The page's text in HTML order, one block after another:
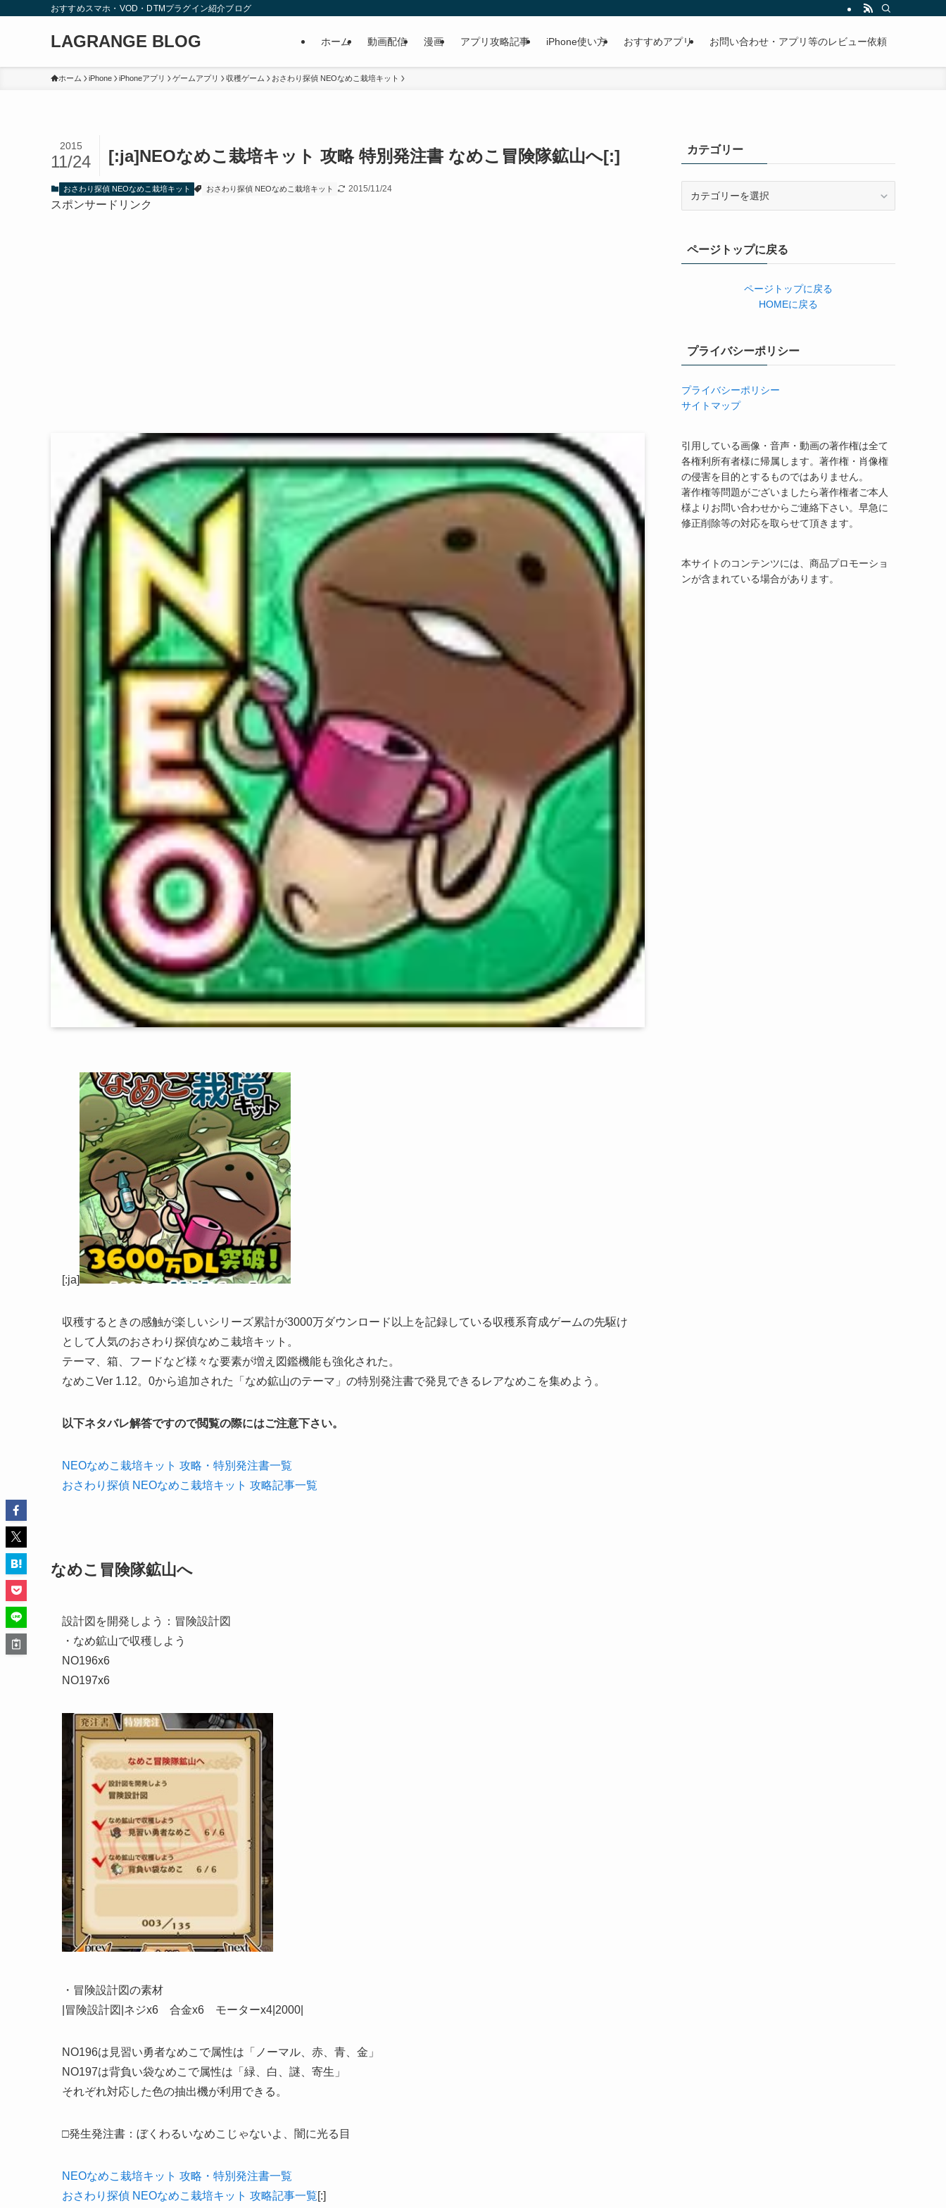
おすすめスマホ・VOD・DTMプラグイン紹介ブログ
LAGRANGE BLOG ホーム 動画配信 漫画 アプリ攻略記事 iPhone使い方 おすすめアプリ お問い合わせ・アプリ等のレビュー依頼
ホーム iPhone iPhoneアプリ ゲームアプリ 収穫ゲーム おさわり探偵 NEOなめこ栽培キット
[:ja]NEOなめこ栽培キット 攻略 特別発注書 なめこ冒険隊鉱山へ[:]
2015
11/24
おさわり探偵 NEOなめこ栽培キット おさわり探偵 NEOなめこ栽培キット 2015/11/24
スポンサードリンク
[:ja]
収穫するときの感触が楽しいシリーズ累計が3000万ダウンロード以上を記録している収穫系育成ゲームの先駆け
として人気のおさわり探偵なめこ栽培キット。
テーマ、箱、フードなど様々な要素が増え図鑑機能も強化された。
なめこVer 1.12。0から追加された「なめ鉱山のテーマ」の特別発注書で発見できるレアなめこを集めよう。
以下ネタバレ解答ですので閲覧の際にはご注意下さい。
NEOなめこ栽培キット 攻略・特別発注書一覧
おさわり探偵 NEOなめこ栽培キット 攻略記事一覧
なめこ冒険隊鉱山へ
設計図を開発しよう：冒険設計図
・なめ鉱山で収穫しよう
NO196x6
NO197x6
・冒険設計図の素材
|冒険設計図|ネジx6 合金x6 モーターx4|2000|
NO196は見習い勇者なめこで属性は「ノーマル、赤、青、金」
NO197は背負い袋なめこで属性は「緑、白、謎、寄生」
それぞれ対応した色の抽出機が利用できる。
□発生発注書：ぼくわるいなめこじゃないよ、闇に光る目
NEOなめこ栽培キット 攻略・特別発注書一覧
おさわり探偵 NEOなめこ栽培キット 攻略記事一覧[:]
カテゴリー
ーページトップに戻る
ページトップに戻る
HOMEに戻る
プライバシーポリシー
プライバシーポリシー
サイトマップ
引用している画像・音声・動画の著作権は全て
各権利所有者様に帰属します。著作権・肖像権
の侵害を目的とするものではありません。
著作権等問題がございましたら著作権者ご本人
様よりお問い合わせからご連絡下さい。早急に
修正削除等の対応を取らせて頂きます。
本サイトのコンテンツには、商品プロモーショ
ンが含まれている場合があります。